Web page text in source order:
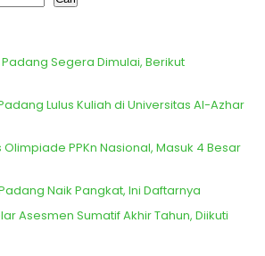
Segera Dimulai, Berikut
Lulus Kuliah di Universitas Al-Azhar
Olimpiade PPKn Nasional, Masuk 4 Besar
Naik Pangkat, Ini Daftarnya
Asesmen Sumatif Akhir Tahun, Diikuti